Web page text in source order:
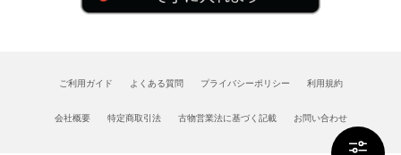
ご利用ガイド よくある質問 プライバシーポリシー 利用規約
会社概要 特定商取引法 古物営業法に基づく記載 お問い合わせ